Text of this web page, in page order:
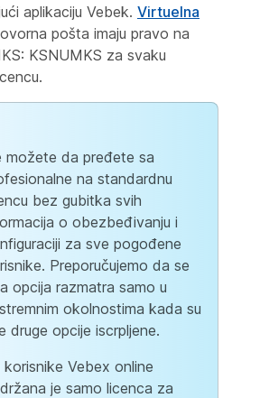
aplikaciju Vebek. Virtuelna
pošta imaju pravo na
KSNUMKS za svaku
možete da pređete sa
na standardnu
bez gubitka svih
o obezbeđivanju i
za sve pogođene
Preporučujemo da se
opcija razmatra samo u
okolnostima kada su
druge opcije iscrpljene.
korisnike Vebex online
je samo licenca za